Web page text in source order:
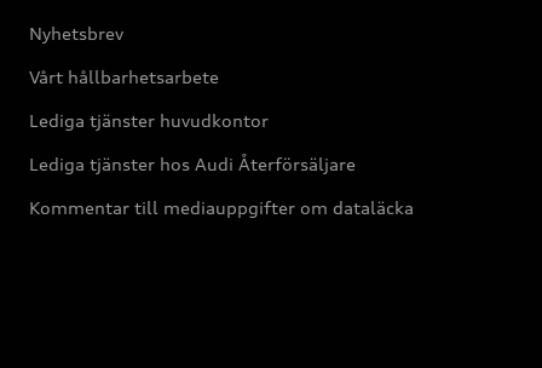
Nyhetsbrev
Vårt hållbarhetsarbete
Lediga tjänster huvudkontor
Lediga tjänster hos Audi Återförsäljare
Kommentar till mediauppgifter om dataläcka